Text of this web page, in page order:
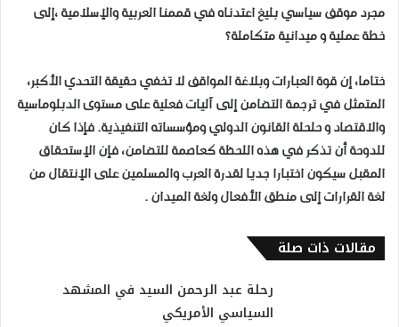
مجرد موقف سياسي بليغ اعتدناه في قممنا العربية والإسلامية ،إلى
خطة عملية و ميدانية متكاملة؟
ختاما، إن قوة العبارات وبلاغة المواقف لا تخفي حقيقة التحدي الأكبر،
المتمثل في ترجمة التضامن إلى آليات فعلية على مستوى الدبلوماسية
والاقتصاد و حلحلة القانون الدولي ومؤسساته التنفيذية. فإذا كان
للدوحة أن تذكر في هذه اللحظة كعاصمة للتضامن، فإن الإستحقاق
المقبل سيكون اختبارا جديا لقدرة العرب والمسلمين على الإنتقال من
لغة القرارات إلى منطق الأفعال ولغة الميدان .
مقالات ذات صلة
رحلة عبد الرحمن السيد في المشهد
السياسي الأمريكي